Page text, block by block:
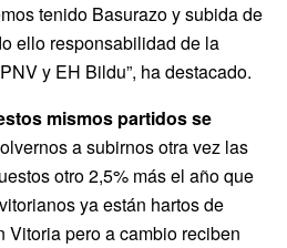
tenido Basurazo y subida de
ello responsabilidad de la
y EH Bildu”, ha destacado.
mismos partidos se
a subirnos otra vez las
otro 2,5% más el año que
ya están hartos de
Vitoria pero a cambio reciben